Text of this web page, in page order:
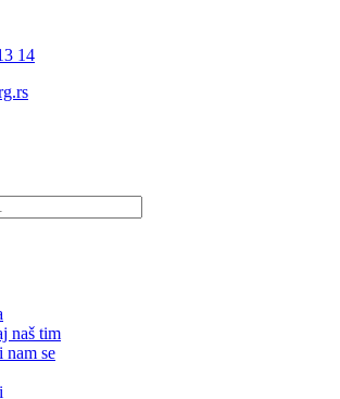
14
naš tim
nam se